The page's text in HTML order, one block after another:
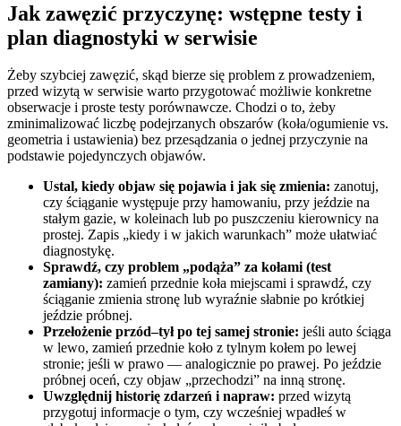
Jak zawęzić przyczynę: wstępne testy i
plan diagnostyki w serwisie
Żeby szybciej zawęzić, skąd bierze się problem z prowadzeniem,
przed wizytą w serwisie warto przygotować możliwie konkretne
obserwacje i proste testy porównawcze. Chodzi o to, żeby
zminimalizować liczbę podejrzanych obszarów (koła/ogumienie vs.
geometria i ustawienia) bez przesądzania o jednej przyczynie na
podstawie pojedynczych objawów.
Ustal, kiedy objaw się pojawia i jak się zmienia: zanotuj,
czy ściąganie występuje przy hamowaniu, przy jeździe na
stałym gazie, w koleinach lub po puszczeniu kierownicy na
prostej. Zapis „kiedy i w jakich warunkach” może ułatwiać
diagnostykę.
Sprawdź, czy problem „podąża” za kołami (test
zamiany): zamień przednie koła miejscami i sprawdź, czy
ściąganie zmienia stronę lub wyraźnie słabnie po krótkiej
jeździe próbnej.
Przełożenie przód–tył po tej samej stronie: jeśli auto ściąga
w lewo, zamień przednie koło z tylnym kołem po lewej
stronie; jeśli w prawo — analogicznie po prawej. Po jeździe
próbnej oceń, czy objaw „przechodzi” na inną stronę.
Uwzględnij historię zdarzeń i napraw: przed wizytą
przygotuj informacje o tym, czy wcześniej wpadłeś w